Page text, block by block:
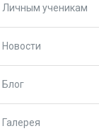
Личным ученикам
Новости
Блог
Галерея